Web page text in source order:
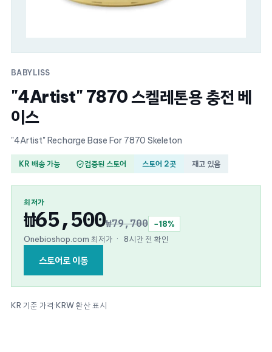
BABYLISS
"4Artist" 7870 스켈레톤용 충전 베
이스
"4Artist" Recharge Base For 7870 Skeleton
KR 배송 가능 검증된 스토어 스토어 2곳 재고 있음
최저가
₩65,500₩79,700
−18%
Onebioshop.com 최저가 · 8시간 전 확인
스토어로 이동
KR 기준 가격·KRW 환산 표시